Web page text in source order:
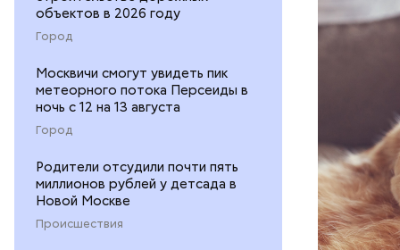
объектов в 2026 году
Город
Москвичи смогут увидеть пик
метеорного потока Персеиды в
ночь с 12 на 13 августа
Город
Родители отсудили почти пять
миллионов рублей у детсада в
Новой Москве
Происшествия